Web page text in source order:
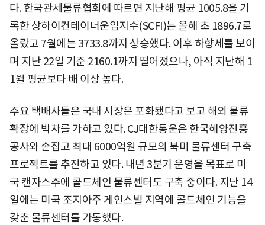
다. 한국관세물류협회에 따르면 지난해 평균 1005.8을 기
록한 상하이컨테이너운임지수(SCFI)는 올해 초 1896.7로
올랐고 7월에는 3733.8까지 상승했다. 이후 하향세를 보이
며 지난 22일 기준 2160.1까지 떨어졌으나, 아직 지난해 1
1월 평균보다 배 이상 높다.
주요 택배사들은 국내 시장은 포화됐다고 보고 해외 물류
확장에 박차를 가하고 있다. CJ대한통운은 한국해양진흥
공사와 손잡고 최대 6000억원 규모의 북미 물류센터 구축
프로젝트를 추진하고 있다. 내년 3분기 운영을 목표로 미
국 캔자스주에 콜드체인 물류센터도 구축 중이다. 지난 14
일에는 미국 조지아주 게인스빌 지역에 콜드체인 기능을
갖춘 물류센터를 가동했다.